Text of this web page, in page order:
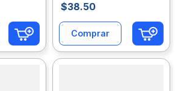
$38.50
Comprar